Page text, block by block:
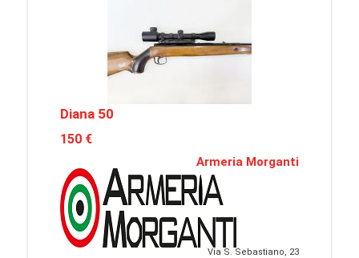
Diana 50
150 €
Armeria Morganti
Via S. Sebastiano, 23